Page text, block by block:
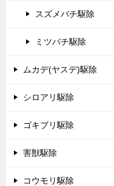
スズメバチ駆除
ミツバチ駆除
ムカデ(ヤスデ)駆除
シロアリ駆除
ゴキブリ駆除
害獣駆除
コウモリ駆除